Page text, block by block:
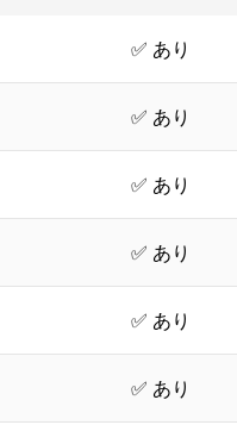
✅ あり
✅ あり
✅ あり
✅ あり
✅ あり
✅ あり